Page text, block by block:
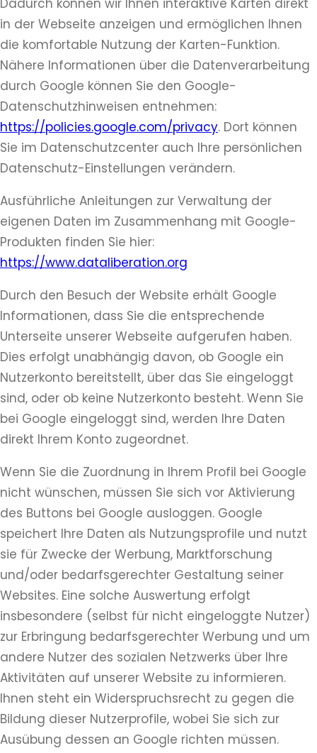
Dadurch können wir Ihnen interaktive Karten direkt
in der Webseite anzeigen und ermöglichen Ihnen
die komfortable Nutzung der Karten-Funktion.
Nähere Informationen über die Datenverarbeitung
durch Google können Sie den Google-
Datenschutzhinweisen entnehmen:
https://policies.google.com/privacy. Dort können
Sie im Datenschutzcenter auch Ihre persönlichen
Datenschutz-Einstellungen verändern.
Ausführliche Anleitungen zur Verwaltung der
eigenen Daten im Zusammenhang mit Google-
Produkten finden Sie hier:
https://www.dataliberation.org
Durch den Besuch der Website erhält Google
Informationen, dass Sie die entsprechende
Unterseite unserer Webseite aufgerufen haben.
Dies erfolgt unabhängig davon, ob Google ein
Nutzerkonto bereitstellt, über das Sie eingeloggt
sind, oder ob keine Nutzerkonto besteht. Wenn Sie
bei Google eingeloggt sind, werden Ihre Daten
direkt Ihrem Konto zugeordnet.
Wenn Sie die Zuordnung in Ihrem Profil bei Google
nicht wünschen, müssen Sie sich vor Aktivierung
des Buttons bei Google ausloggen. Google
speichert Ihre Daten als Nutzungsprofile und nutzt
sie für Zwecke der Werbung, Marktforschung
und/oder bedarfsgerechter Gestaltung seiner
Websites. Eine solche Auswertung erfolgt
insbesondere (selbst für nicht eingeloggte Nutzer)
zur Erbringung bedarfsgerechter Werbung und um
andere Nutzer des sozialen Netzwerks über Ihre
Aktivitäten auf unserer Website zu informieren.
Ihnen steht ein Widerspruchsrecht zu gegen die
Bildung dieser Nutzerprofile, wobei Sie sich zur
Ausübung dessen an Google richten müssen.